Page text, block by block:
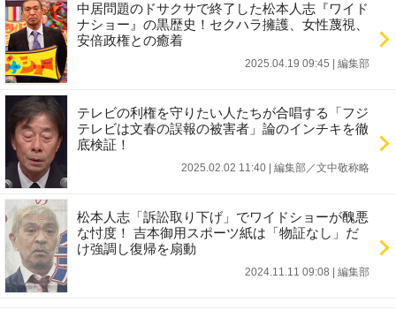
中居問題のドサクサで終了した松本人志『ワイド
ナショー』の黒歴史！セクハラ擁護、女性蔑視、
安倍政権との癒着
2025.04.19 09:45 編集部
テレビの利権を守りたい人たちが合唱する「フジ
テレビは文春の誤報の被害者」論のインチキを徹
底検証！
2025.02.02 11:40 編集部／文中敬称略
松本人志「訴訟取り下げ」でワイドショーが醜悪
な忖度！ 吉本御用スポーツ紙は「物証なし」だ
け強調し復帰を扇動
2024.11.11 09:08 編集部